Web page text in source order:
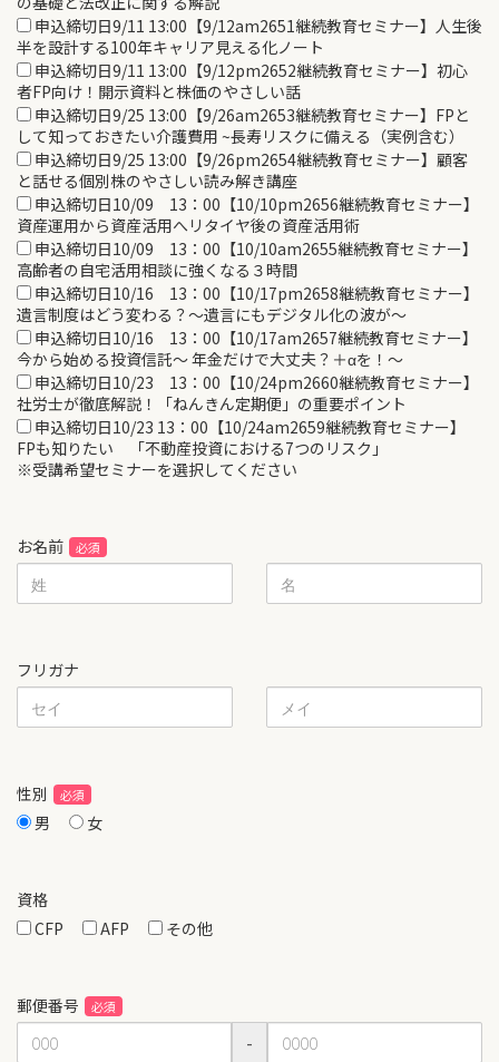
申込締切日9/11 13:00【9/12am2651継続教育セミナー】人生後
半を設計する100年キャリア見える化ノート
申込締切日9/11 13:00【9/12pm2652継続教育セミナー】初心
者FP向け！開示資料と株価のやさしい話
申込締切日9/25 13:00【9/26am2653継続教育セミナー】FPと
して知っておきたい介護費用 ~長寿リスクに備える（実例含む）
申込締切日9/25 13:00【9/26pm2654継続教育セミナー】顧客
と話せる個別株のやさしい読み解き講座
申込締切日10/09 13：00【10/10pm2656継続教育セミナー】
資産運用から資産活用へリタイヤ後の資産活用術
申込締切日10/09 13：00【10/10am2655継続教育セミナー】
高齢者の自宅活用相談に強くなる３時間
申込締切日10/16 13：00【10/17pm2658継続教育セミナー】
遺言制度はどう変わる？～遺言にもデジタル化の波が～
申込締切日10/16 13：00【10/17am2657継続教育セミナー】
今から始める投資信託～ 年金だけで大丈夫？＋αを！～
申込締切日10/23 13：00【10/24pm2660継続教育セミナー】
社労士が徹底解説！「ねんきん定期便」の重要ポイント
申込締切日10/23 13：00【10/24am2659継続教育セミナー】
FPも知りたい 「不動産投資における7つのリスク」
※受講希望セミナーを選択してください
お名前
フリガナ
性別
男
女
資格
CFP
AFP その他
郵便番号
-